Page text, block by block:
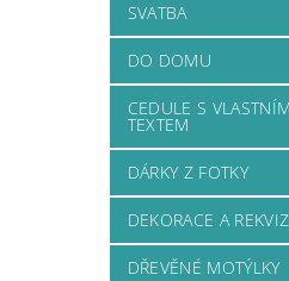
SVATBA
DO DOMU
CEDULE S
TEXTEM
DÁRKY Z FOTKY
DEKORACE A
DŘEVĚNÉ MOTÝLKY